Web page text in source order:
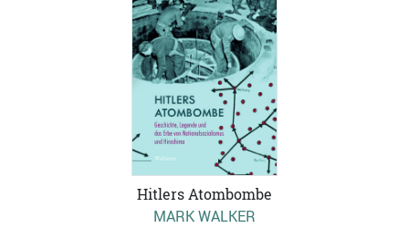
Hitlers Atombombe
MARK WALKER